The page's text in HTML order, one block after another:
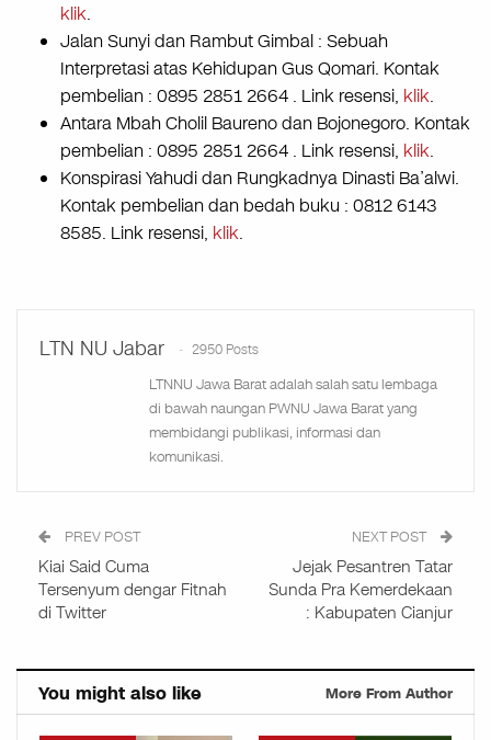
klik.
Jalan Sunyi dan Rambut Gimbal : Sebuah
Interpretasi atas Kehidupan Gus Qomari. Kontak
pembelian : 0895 2851 2664 . Link resensi, klik.
Antara Mbah Cholil Baureno dan Bojonegoro. Kontak
pembelian : 0895 2851 2664 . Link resensi, klik.
Konspirasi Yahudi dan Rungkadnya Dinasti Ba’alwi.
Kontak pembelian dan bedah buku : 0812 6143
8585. Link resensi, klik.
LTN NU Jabar 2950 Posts
LTNNU Jawa Barat adalah salah satu lembaga
di bawah naungan PWNU Jawa Barat yang
membidangi publikasi, informasi dan
komunikasi.
PREV POST
Kiai Said Cuma
Tersenyum dengar Fitnah
di Twitter
NEXT POST
Jejak Pesantren Tatar
Sunda Pra Kemerdekaan
: Kabupaten Cianjur
You might also like More From Author